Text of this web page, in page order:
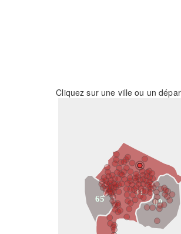
Cliquez sur une ville ou un
31
09
65